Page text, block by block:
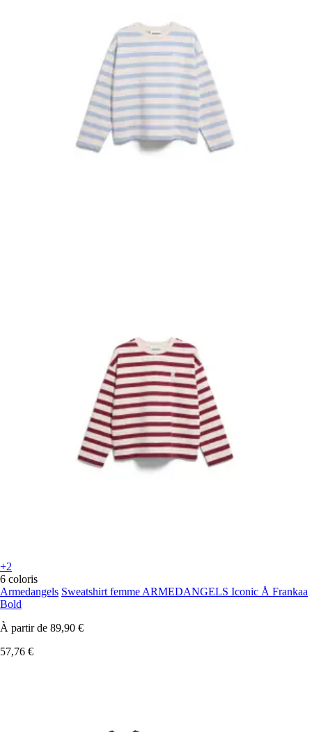
+2
6 coloris
Armedangels Sweatshirt femme ARMEDANGELS Iconic Å Frankaa
Bold
À partir de 89,90 €
57,76 €